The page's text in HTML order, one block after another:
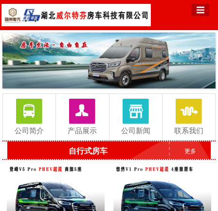
公司简介 产品展示 公司新闻 联系我们
自行式房车 更多